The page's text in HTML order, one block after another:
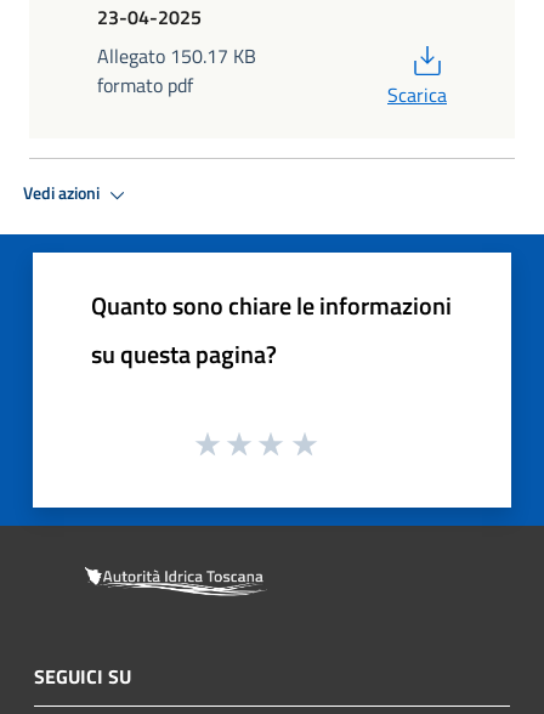
23-04-2025
Allegato 150.17 KB
formato pdf
Scarica
Vedi azioni
Quanto sono chiare le informazioni
su questa pagina?
SEGUICI SU